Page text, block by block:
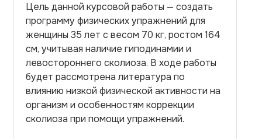
Цель данной курсовой работы — создать
программу физических упражнений для
женщины 35 лет с весом 70 кг, ростом 164
см, учитывая наличие гиподинамии и
левостороннего сколиоза. В ходе работы
будет рассмотрена литература по
влиянию низкой физической активности на
организм и особенностям коррекции
сколиоза при помощи упражнений.